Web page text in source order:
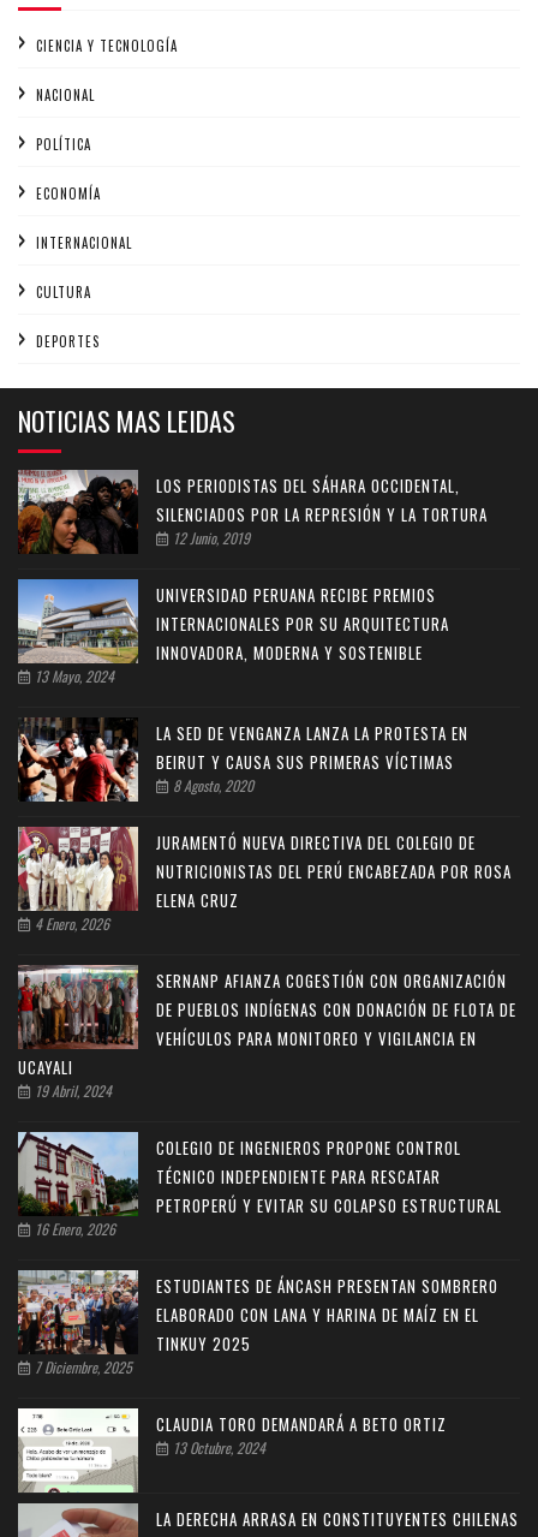
CIENCIA Y TECNOLOGÍA
NACIONAL
POLÍTICA
ECONOMÍA
INTERNACIONAL
CULTURA
DEPORTES
NOTICIAS MAS LEIDAS
LOS PERIODISTAS DEL SÁHARA OCCIDENTAL,
SILENCIADOS POR LA REPRESIÓN Y LA TORTURA
12 Junio, 2019
UNIVERSIDAD PERUANA RECIBE PREMIOS
INTERNACIONALES POR SU ARQUITECTURA
INNOVADORA, MODERNA Y SOSTENIBLE
13 Mayo, 2024
LA SED DE VENGANZA LANZA LA PROTESTA EN
BEIRUT Y CAUSA SUS PRIMERAS VÍCTIMAS
8 Agosto, 2020
JURAMENTÓ NUEVA DIRECTIVA DEL COLEGIO DE
NUTRICIONISTAS DEL PERÚ ENCABEZADA POR ROSA
ELENA CRUZ
4 Enero, 2026
SERNANP AFIANZA COGESTIÓN CON ORGANIZACIÓN
DE PUEBLOS INDÍGENAS CON DONACIÓN DE FLOTA DE
VEHÍCULOS PARA MONITOREO Y VIGILANCIA EN
UCAYALI
19 Abril, 2024
COLEGIO DE INGENIEROS PROPONE CONTROL
TÉCNICO INDEPENDIENTE PARA RESCATAR
PETROPERÚ Y EVITAR SU COLAPSO ESTRUCTURAL
16 Enero, 2026
ESTUDIANTES DE ÁNCASH PRESENTAN SOMBRERO
ELABORADO CON LANA Y HARINA DE MAÍZ EN EL
TINKUY 2025
7 Diciembre, 2025
CLAUDIA TORO DEMANDARÁ A BETO ORTIZ
13 Octubre, 2024
LA DERECHA ARRASA EN CONSTITUYENTES CHILENAS